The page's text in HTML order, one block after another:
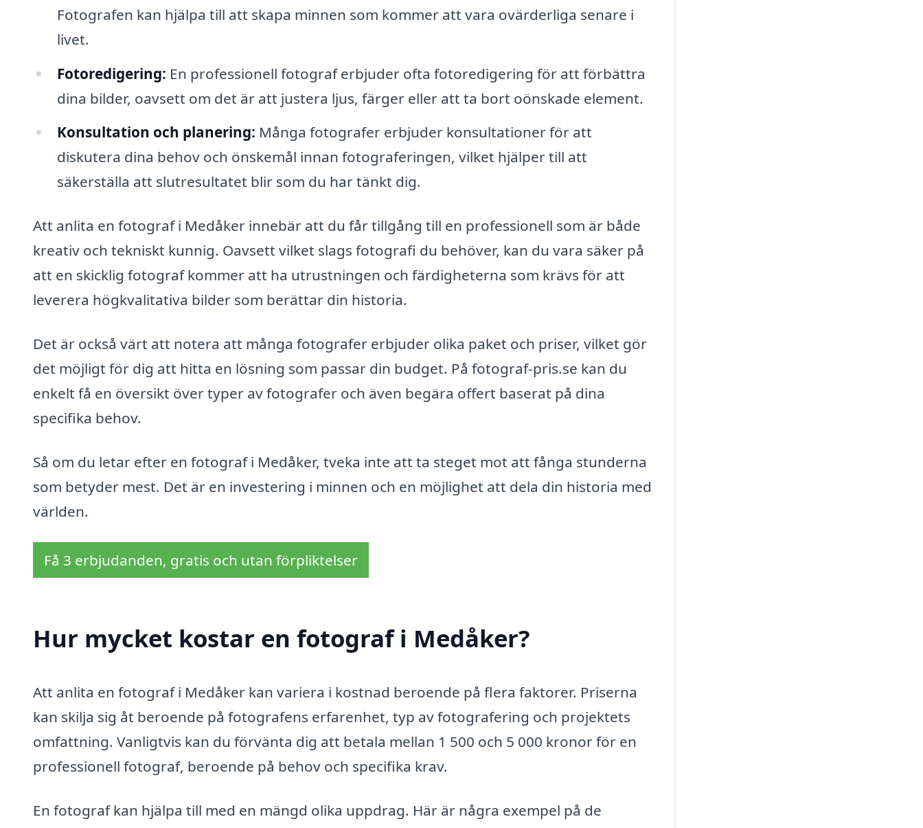
Fotografen kan hjälpa till att skapa minnen som kommer att vara ovärderliga senare i
livet.
Fotoredigering: En professionell fotograf erbjuder ofta fotoredigering för att förbättra
dina bilder, oavsett om det är att justera ljus, färger eller att ta bort oönskade element.
Konsultation och planering: Många fotografer erbjuder konsultationer för att
diskutera dina behov och önskemål innan fotograferingen, vilket hjälper till att
säkerställa att slutresultatet blir som du har tänkt dig.
Att anlita en fotograf i Medåker innebär att du får tillgång till en professionell som är både
kreativ och tekniskt kunnig. Oavsett vilket slags fotografi du behöver, kan du vara säker på
att en skicklig fotograf kommer att ha utrustningen och färdigheterna som krävs för att
leverera högkvalitativa bilder som berättar din historia.
Det är också värt att notera att många fotografer erbjuder olika paket och priser, vilket gör
det möjligt för dig att hitta en lösning som passar din budget. På fotograf-pris.se kan du
enkelt få en översikt över typer av fotografer och även begära offert baserat på dina
specifika behov.
Så om du letar efter en fotograf i Medåker, tveka inte att ta steget mot att fånga stunderna
som betyder mest. Det är en investering i minnen och en möjlighet att dela din historia med
världen.
Få 3 erbjudanden, gratis och utan förpliktelser
Hur mycket kostar en fotograf i Medåker?
Att anlita en fotograf i Medåker kan variera i kostnad beroende på flera faktorer. Priserna
kan skilja sig åt beroende på fotografens erfarenhet, typ av fotografering och projektets
omfattning. Vanligtvis kan du förvänta dig att betala mellan 1 500 och 5 000 kronor för en
professionell fotograf, beroende på behov och specifika krav.
En fotograf kan hjälpa till med en mängd olika uppdrag. Här är några exempel på de